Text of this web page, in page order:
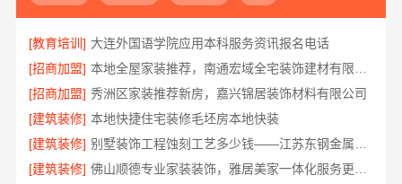
[教育培训] 大连外国语学院应用本科服务资讯报名电话
[招商加盟]
[招商加盟] 秀洲区家装推荐新房，嘉兴锦居装饰材料有限公司
[建筑装修] 本地快捷住宅装修毛坯房本地快装
[建筑装修]
[建筑装修]